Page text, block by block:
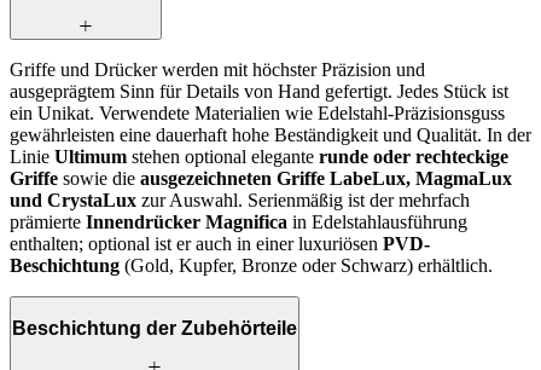
Griffe und Drücker werden mit höchster Präzision und
ausgeprägtem Sinn für Details von Hand gefertigt. Jedes Stück ist
ein Unikat. Verwendete Materialien wie Edelstahl-Präzisionsguss
gewährleisten eine dauerhaft hohe Beständigkeit und Qualität. In der
Linie Ultimum stehen optional elegante runde oder rechteckige
Griffe sowie die ausgezeichneten Griffe LabeLux, MagmaLux
und CrystaLux zur Auswahl. Serienmäßig ist der mehrfach
prämierte Innendrücker Magnifica in Edelstahlausführung
enthalten; optional ist er auch in einer luxuriösen PVD-
Beschichtung (Gold, Kupfer, Bronze oder Schwarz) erhältlich.
Beschichtung der Zubehörteile